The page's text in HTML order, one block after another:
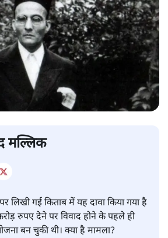
मल्लिक
पर लिखी गई किताब में यह दावा किया गया है
रुपए देने पर विवाद होने के पहले ही
बन चुकी थी। क्या है मामला?